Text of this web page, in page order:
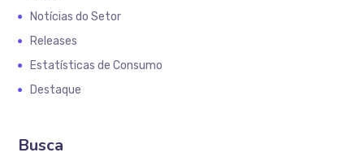
Notícias do Setor
Releases
Estatísticas de Consumo
Destaque
Busca